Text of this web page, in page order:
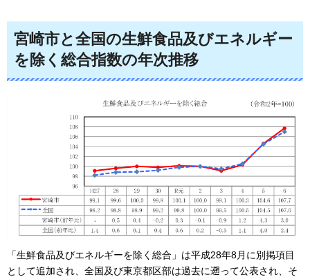
宮崎市と全国の生鮮食品及びエネルギー
を除く総合指数の年次推移
「生鮮食品及びエネルギーを除く総合」は平成28年8月に別掲項目
として追加され、全国及び東京都区部は過去に遡って公表され、そ